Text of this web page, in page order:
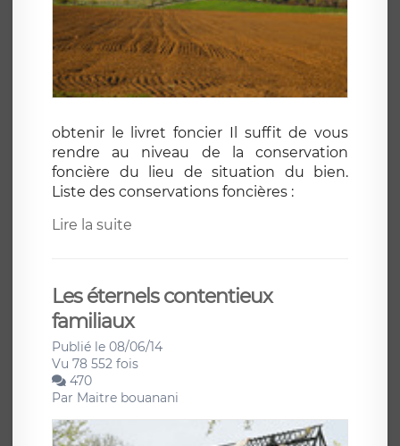
obtenir le livret foncier Il suffit de vous
rendre au niveau de la conservation
foncière du lieu de situation du bien.
Liste des conservations foncières :
Lire la suite
Les éternels contentieux
familiaux
Publié le 08/06/14
Vu 78 552 fois
470
Par Maitre bouanani